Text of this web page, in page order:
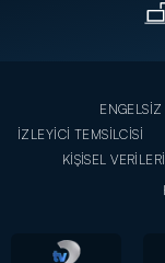
İZLEYİCİ TEMSİLCİSİ
KİŞİSEL